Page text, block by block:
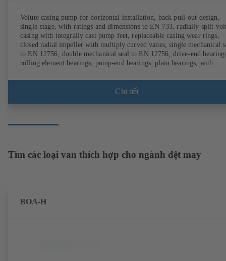
Volute casing pump for horizontal installation, back pull-out design,
single-stage, with ratings and dimensions to EN 733, radially split
casing with integrally cast pump feet, replaceable casing wear rings,
closed radial impeller with multiply curved vanes, single mechanical
to EN 12756, double mechanical seal to EN 12756, drive-end
rolling element bearings, pump-end bearings: plain bearings, with
0.75 kW with 1500 rpm are designed with permanent magnets) of
efficiency class IE4/IE5 and PumpDrive variable speed system;
Chi tiết
Tìm các loại van thích hợp cho ngành dệt may
BOA-H